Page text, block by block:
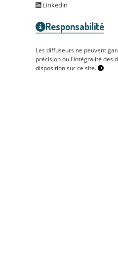
Linkedin
Responsabilité
Les diffuseurs ne peuvent
précision ou l'intégralité des
disposition sur ce site.